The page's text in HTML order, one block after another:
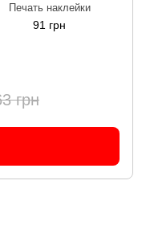
Печать наклейки
91 грн
грн